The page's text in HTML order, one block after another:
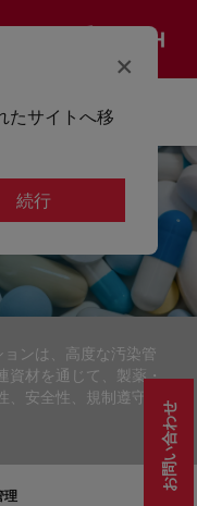
インイン |登録する
ンは、高度な汚染管
資材を通じて、製薬・
安全性、規制遵守を
理
お問い合わせ
×
たサイトへ移
続行